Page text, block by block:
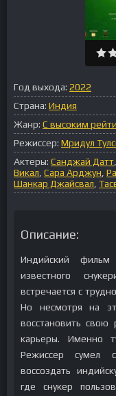
Год выхода: 2022
Страна: Индия
Жанр: С высоким
Режиссер: Мридул
Актеры: Санджай Датт
Викал Сара Арджун
Шанкар Джайсвал
Описание:
Индийский фильм
известного
встречается с
Но несмотря на
восстановить свою
карьеры. Именно
Режиссер сумел
воссоздать
где снукер